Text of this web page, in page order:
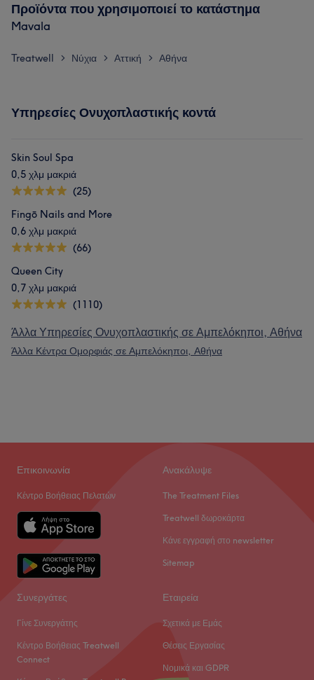
Προϊόντα που χρησιμοποιεί το κατάστημα
Mavala
Treatwell > Νύχια > Αττική > Αθήνα
Υπηρεσίες Ονυχοπλαστικής κοντά
Skin Soul Spa
0,5 χλμ μακριά
(25)
Fingō Nails and More
0,6 χλμ μακριά
(66)
Queen City
0,7 χλμ μακριά
(1110)
Άλλα Υπηρεσίες Ονυχοπλαστικής σε Αμπελόκηποι, Αθήνα
Άλλα Κέντρα Ομορφιάς σε Αμπελόκηποι, Αθήνα
Επικοινωνία
Κέντρο Βοήθειας Πελατών
Ανακάλυψε
The Treatment Files
Treatwell δωροκάρτα
Κάνε εγγραφή στο newsletter
Sitemap
Συνεργάτες
Γίνε Συνεργάτης
Κέντρο Βοήθειας Treatwell
Connect
Εταιρεία
Σχετικά με Εμάς
Θέσεις Εργασίας
Νομικά και GDPR